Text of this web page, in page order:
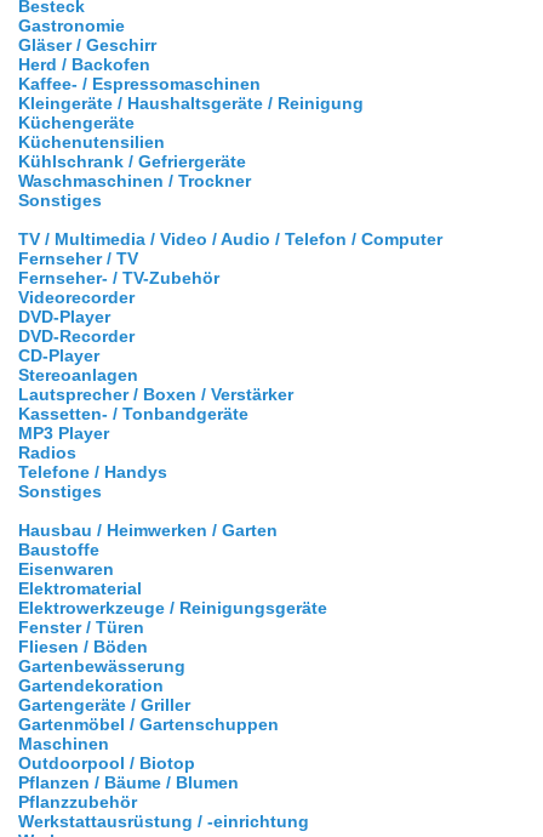
Besteck
Gastronomie
Gläser / Geschirr
Herd / Backofen
Kaffee- / Espressomaschinen
Kleingeräte / Haushaltsgeräte / Reinigung
Küchengeräte
Küchenutensilien
Kühlschrank / Gefriergeräte
Waschmaschinen / Trockner
Sonstiges
TV / Multimedia / Video / Audio / Telefon / Computer
Fernseher / TV
Fernseher- / TV-Zubehör
Videorecorder
DVD-Player
DVD-Recorder
CD-Player
Stereoanlagen
Lautsprecher / Boxen / Verstärker
Kassetten- / Tonbandgeräte
MP3 Player
Radios
Telefone / Handys
Sonstiges
Hausbau / Heimwerken / Garten
Baustoffe
Eisenwaren
Elektromaterial
Elektrowerkzeuge / Reinigungsgeräte
Fenster / Türen
Fliesen / Böden
Gartenbewässerung
Gartendekoration
Gartengeräte / Griller
Gartenmöbel / Gartenschuppen
Maschinen
Outdoorpool / Biotop
Pflanzen / Bäume / Blumen
Pflanzzubehör
Werkstattausrüstung / -einrichtung